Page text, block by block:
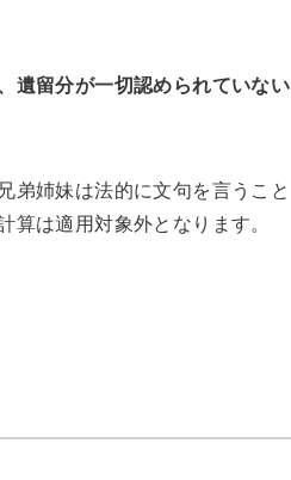
遺留分が一切認められていない
弟姉妹は法的に文句を言うこと
は適用対象外となります。